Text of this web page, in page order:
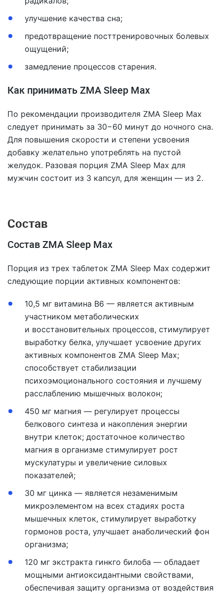
улучшение качества сна;
предотвращение посттренировочных болевых
ощущений;
замедление процессов старения.
Как принимать ZMA Sleep Max
По рекомендации производителя ZMA Sleep Max
следует принимать за 30−60 минут до ночного сна.
Для повышения скорости и степени усвоения
добавку желательно употреблять на пустой
желудок. Разовая порция ZMA Sleep Max для
мужчин состоит из 3 капсул, для женщин — из 2.
Состав
Состав ZMA Sleep Max
Порция из трех таблеток ZMA Sleep Max содержит
следующие порции активных компонентов:
10,5 мг витамина В6 — является активным
участником метаболических
и восстановительных процессов, стимулирует
выработку белка, улучшает усвоение других
активных компонентов ZMA Sleep Max;
способствует стабилизации
психоэмоционального состояния и лучшему
расслаблению мышечных волокон;
450 мг магния — регулирует процессы
белкового синтеза и накопления энергии
внутри клеток; достаточное количество
магния в организме стимулирует рост
мускулатуры и увеличение силовых
показателей;
30 мг цинка — является незаменимым
микроэлементом на всех стадиях роста
мышечных клеток, стимулирует выработку
гормонов роста, улучшает анаболический фон
организма;
120 мг экстракта гинкго билоба — обладает
мощными антиоксидантными свойствами,
обеспечивая защиту организма от воздействия